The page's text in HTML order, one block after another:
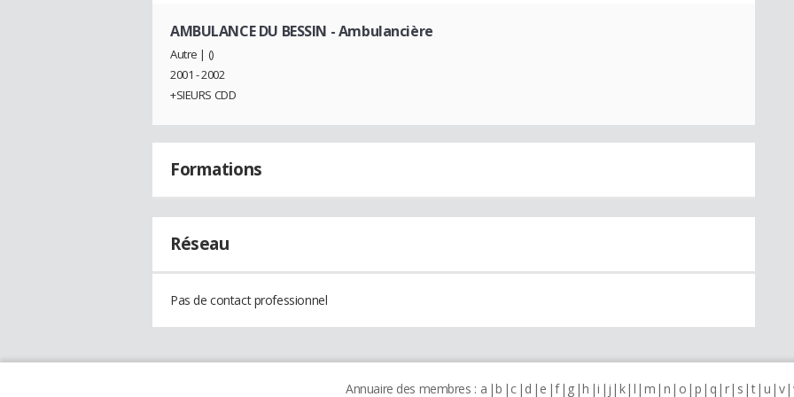
AMBULANCE DU BESSIN - Ambulancière
Autre | ()
2001 - 2002
+SIEURS CDD
Formations
Réseau
Pas de contact professionnel
Annuaire des membres : a b c d e f g h i j k l m n o p q r s t u v